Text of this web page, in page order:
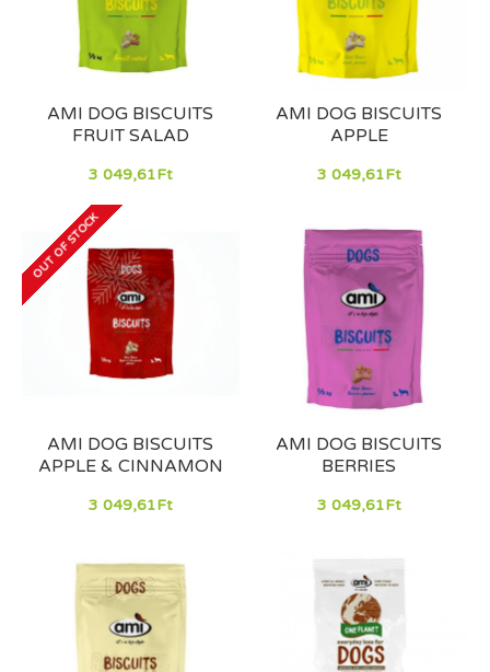
AMI DOG BISCUITS
FRUIT SALAD
3 049,61Ft
AMI DOG BISCUITS
APPLE
3 049,61Ft
OUT OF STOCK
AMI DOG BISCUITS
APPLE & CINNAMON
3 049,61Ft
AMI DOG BISCUITS
BERRIES
3 049,61Ft